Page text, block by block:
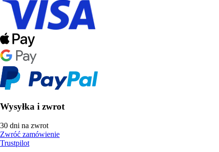
Wysyłka i zwrot
30 dni na zwrot
Zwróć zamówienie
Trustpilot